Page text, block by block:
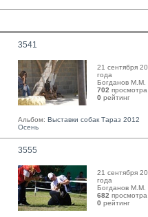
3541
21 сентября
года
Богданов М.М.
702 просмотра
0 рейтинг
Альбом: Выставки собак Тараз 2012
Осень
3555
21 сентября
года
Богданов М.М.
682 просмотра
0 рейтинг